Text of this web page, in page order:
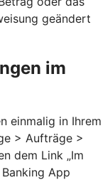
geändert
im
einmalig in Ihrem
> Aufträge >
dem Link „Im
App